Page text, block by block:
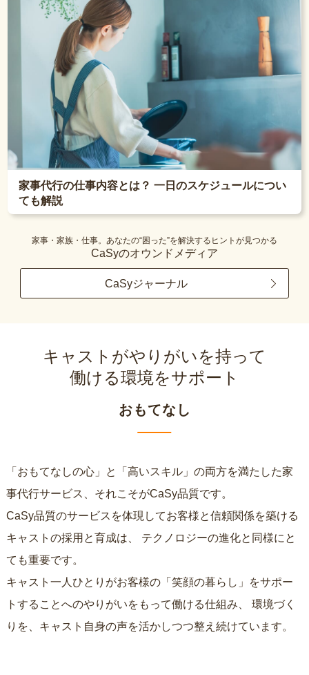
家事代行の仕事内容とは？ 一日のスケジュールについ
ても解説
家事・家族・仕事。あなたの“困った”を解決するヒントが見つかる
CaSyのオウンドメディア
CaSyジャーナル
キャストがやりがいを持って
働ける環境をサポート
おもてなし
「おもてなしの心」と「高いスキル」の両方を満たした家
事代行サービス、それこそがCaSy品質です。
CaSy品質のサービスを体現してお客様と信頼関係を築ける
キャストの採用と育成は、
ても重要です。
キャスト一人ひとりがお客様の「笑顔の暮らし」をサポー
トすることへのやりがいをもって働ける仕組み、
りを、キャスト自身の声を活かしつつ整え続けています。